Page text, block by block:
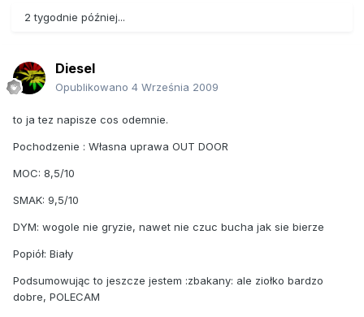
2 tygodnie później...
Diesel
Opublikowano 4 Września 2009
to ja tez napisze cos odemnie.
Pochodzenie : Własna uprawa OUT DOOR
MOC: 8,5/10
SMAK: 9,5/10
DYM: wogole nie gryzie, nawet nie czuc bucha jak sie bierze
Popiół: Biały
Podsumowując to jeszcze jestem :zbakany: ale ziołko bardzo
dobre, POLECAM